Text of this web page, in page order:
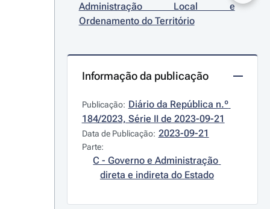
Administração Local e
Ordenamento do Território
Informação da publicação
Publicação: Diário da República n.º
184/2023, Série II de 2023-09-21
Data de Publicação: 2023-09-21
Parte:
C - Governo e Administração
direta e indireta do Estado